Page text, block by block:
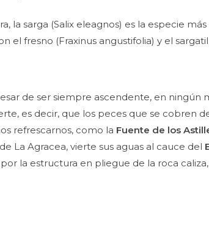
la sarga (Salix eleagnos) es la especie
el fresno (Fraxinus angustifolia) y el
de ser siempre ascendente, en
es decir, que los peces que se cobren
refrescarnos, como la Fuente de los
La Agracea, vierte sus aguas al cauce del
por la estructura en pliegue de la roca